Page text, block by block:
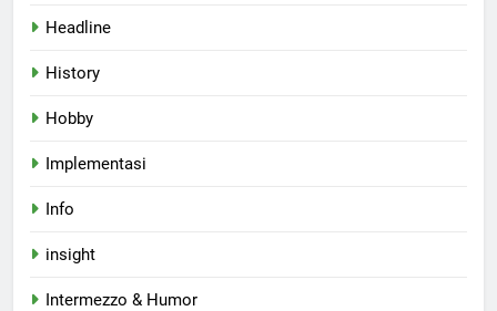
Headline
History
Hobby
Implementasi
Info
insight
Intermezzo & Humor